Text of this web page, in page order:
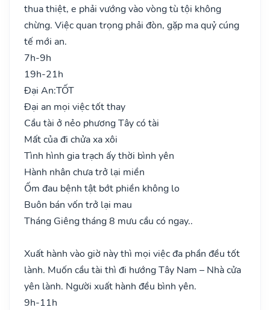
thua thiệt, e phải vướng vào vòng tù tội không
chừng. Việc quan trọng phải đòn, gặp ma quỷ cúng
tế mới an.
7h-9h
19h-21h
Đại An:TỐT
Đại an mọi việc tốt thay
Cầu tài ở nẻo phương Tây có tài
Mất của đi chửa xa xôi
Tình hình gia trạch ấy thời bình yên
Hành nhân chưa trở lại miền
Ốm đau bệnh tật bớt phiền không lo
Buôn bán vốn trở lại mau
Tháng Giêng tháng 8 mưu cầu có ngay..
Xuất hành vào giờ này thì mọi việc đa phần đều tốt
lành. Muốn cầu tài thì đi hướng Tây Nam – Nhà cửa
yên lành. Người xuất hành đều bình yên.
9h-11h